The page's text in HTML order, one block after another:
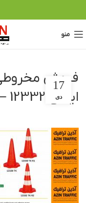
منو
فروش
ایمنی 12332 – قیمت کله قندی
17
دی